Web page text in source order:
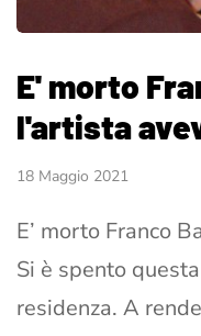
E' morto
l'artista
18 Maggio 2021
E’ morto Franco
Si è spento
residenza. A